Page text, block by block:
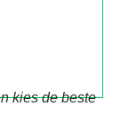
kies de beste